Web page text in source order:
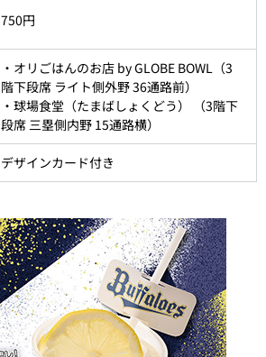
750円
・オリごはんのお店 by GLOBE BOWL（3
階下段席 ライト側外野 36通路前）
・球場食堂（たまばしょくどう） （3階下
段席 三塁側内野 15通路横）
デザインカード付き